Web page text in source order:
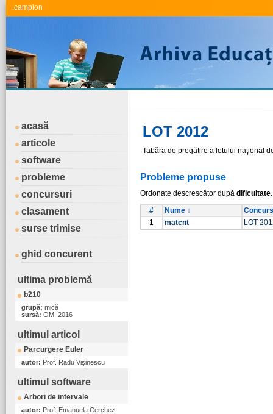
.campion
acasă
articole
software
probleme
concursuri
clasament
surse trimise
ghid concurent
ultima problemă
b210
grupă: mică
sursă: OMI 2016
ultimul articol
Parcurgere Euler
autor: Prof. Radu Vişinescu
ultimul software
Arbori de intervale
autor: Prof. Emanuela Cerchez
LOT 2012
Tabăra de pregătire a lotului naţional
Probleme propuse
Ordonate descrescător după dificultate.
#
Nume ↓
1
matcnt LOT